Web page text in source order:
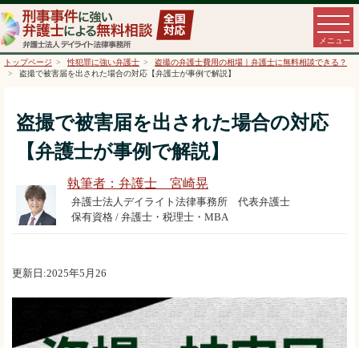
トップページ 性犯罪に強い弁護士
盗撮の弁護士費用の相場｜弁護士に無料相談できる？
盗撮で被害届を出された場合の対応【弁護士が事例で解説】
盗撮で被害届を出された場合の対応
【弁護士が事例で解説】
執筆者：弁護士 宮崎晃
弁護士法人デイライト法律事務所 代表弁護士
保有資格 / 弁護士・税理士・MBA
更新日:2025年5月26